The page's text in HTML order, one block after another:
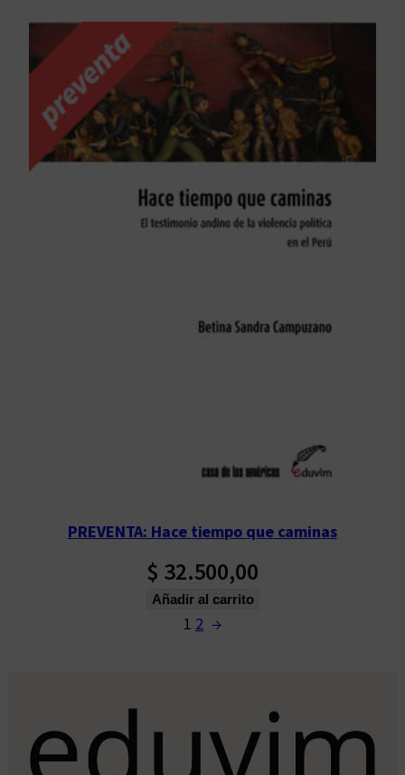
PREVENTA: Hace tiempo que caminas
$ 32.500,00
Añadir al carrito
1 2 →